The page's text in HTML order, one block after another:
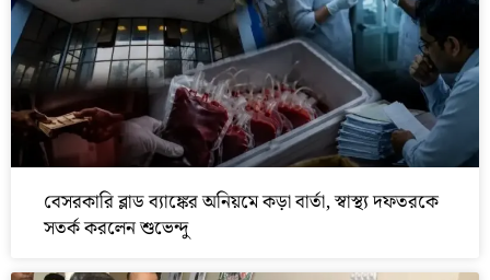
বেসরকারি ব্লাড ব্যাঙ্কের অনিয়মে কড়া বার্তা, স্বাস্থ্য দফতরকে
সতর্ক করলেন শুভেন্দু